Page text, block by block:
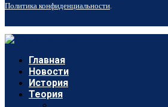
Политика конфиденциальности.
Главная
Новости
История
Теория